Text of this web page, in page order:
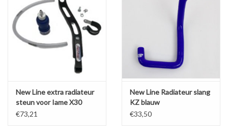
Gereedschap
Motoren en onderdelen
Zoek op Merk
New Line extra radiateur
steun voor Iame X30
€73,21
New Line Radiateur slang
KZ blauw
€33,50